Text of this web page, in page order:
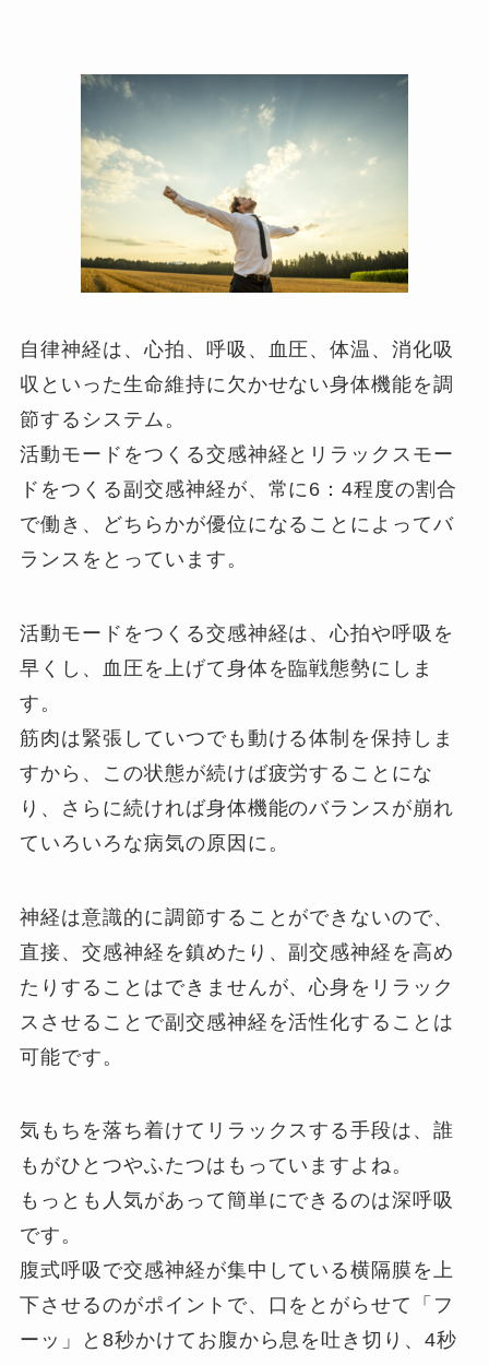
自律神経は、心拍、呼吸、血圧、体温、消化吸
収といった生命維持に欠かせない身体機能を調
節するシステム。
活動モードをつくる交感神経とリラックスモー
ドをつくる副交感神経が、常に6：4程度の割合
で働き、どちらかが優位になることによってバ
ランスをとっています。
活動モードをつくる交感神経は、心拍や呼吸を
早くし、血圧を上げて身体を臨戦態勢にしま
す。
筋肉は緊張していつでも動ける体制を保持しま
すから、この状態が続けば疲労することにな
り、さらに続ければ身体機能のバランスが崩れ
ていろいろな病気の原因に。
神経は意識的に調節することができないので、
直接、交感神経を鎮めたり、副交感神経を高め
たりすることはできませんが、心身をリラック
スさせることで副交感神経を活性化することは
可能です。
気もちを落ち着けてリラックスする手段は、誰
もがひとつやふたつはもっていますよね。
もっとも人気があって簡単にできるのは深呼吸
です。
腹式呼吸で交感神経が集中している横隔膜を上
下させるのがポイントで、口をとがらせて「フ
ーッ」と8秒かけてお腹から息を吐き切り、4秒